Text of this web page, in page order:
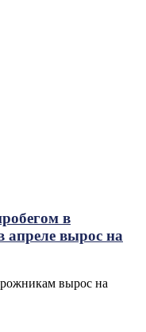
в
апреле вырос на
вырос на